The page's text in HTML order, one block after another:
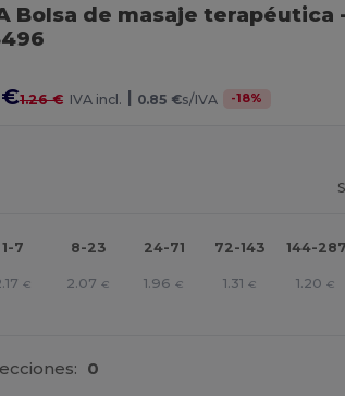
Bolsa de masaje terapéutica
€1.26 € IVA incl. | 0.85 €s/IVA -18%
1-7 8-23 24-71 72-143 144-287
€ 2.07 € 1.96 € 1.31 € 1.20 €
0